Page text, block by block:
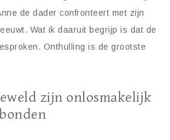
de dader confronteert met zijn
Wat ik daaruit begrijp is dat de
Onthulling is de grootste
zijn onlosmakelijk